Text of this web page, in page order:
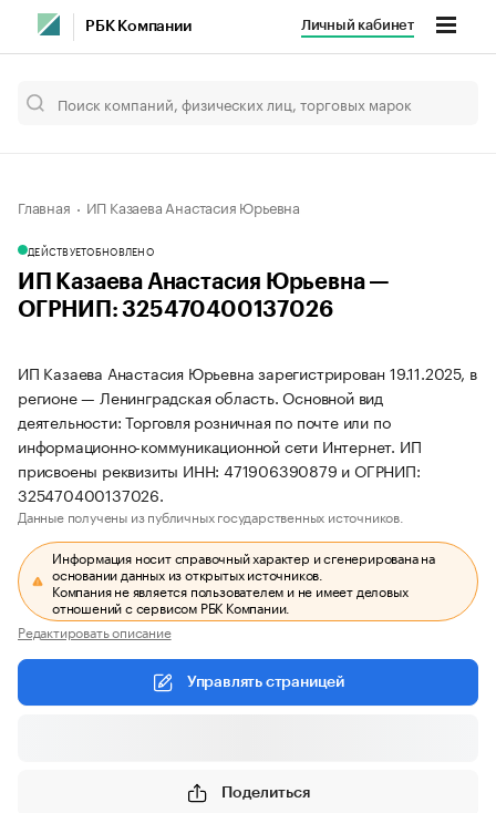
РБК Компании Личный кабинет
Главная ИП Казаева Анастасия Юрьевна
ДЕЙСТВУЕТОБНОВЛЕНО
ИП Казаева Анастасия Юрьевна —
ОГРНИП: 325470400137026
ИП Казаева Анастасия Юрьевна зарегистрирован 19.11.2025, в
регионе — Ленинградская область. Основной вид
деятельности: Торговля розничная по почте или по
информационно-коммуникационной сети Интернет. ИП
присвоены реквизиты ИНН: 471906390879 и ОГРНИП:
325470400137026.
Данные получены из публичных государственных источников.
Информация носит справочный характер и сгенерирована на
основании данных из открытых источников.
Компания не является пользователем и не имеет деловых
отношений с сервисом РБК Компании.
Редактировать описание
Управлять страницей
Поделиться